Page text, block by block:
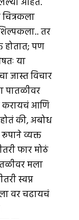
तर
होतात; पण
या
जास्त विचार
करायचं आणि
की, अबोध
व्यक्त
फार मोठं
मला
स्वप्न
वर चढायचं